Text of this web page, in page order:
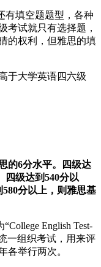
有填空题题型，各种
考试就只有选择题，
的权利，但雅思的填
于大学英语四六级
的6分水平。四级达
四级达到540分以
580分以上，则雅思基
English Test-
一组织考试，用来评
各举行两次。